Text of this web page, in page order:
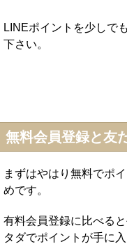
LINEポイントを少しで
下さい。
無料会員登録と友
まずはやはり無料でポ
めです。
有料会員登録に比べる
タダでポイントが手に